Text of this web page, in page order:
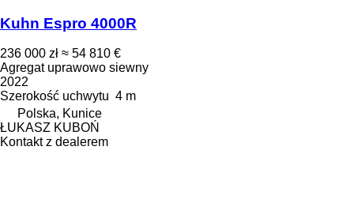
Kuhn Espro 4000R
236 000 zł ≈ 54 810 €
Agregat uprawowo siewny
2022
Szerokość uchwytu 4 m
Polska, Kunice
ŁUKASZ KUBOŃ
Kontakt z dealerem